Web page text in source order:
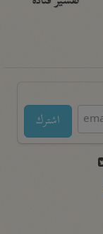
اشترك